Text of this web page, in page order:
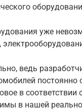
уже
ведь
постоянно
в
в нашей